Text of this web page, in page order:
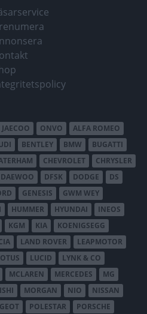
JAECOO ONVO
ALFA ROMEO
BENTLEY BMW
BUGATTI
CHEVROLET
CHRYSLER
DAEWOO DFSK DODGE
DS
GENESIS
GWM WEY
HUMMER HYUNDAI
INEOS
KGM KIA
KOENIGSEGG
LAND ROVER
LEAPMOTOR
LUCID
LYNK & CO
MCLAREN MERCEDES
MG
MORGAN NIO
NISSAN
POLESTAR PORSCHE